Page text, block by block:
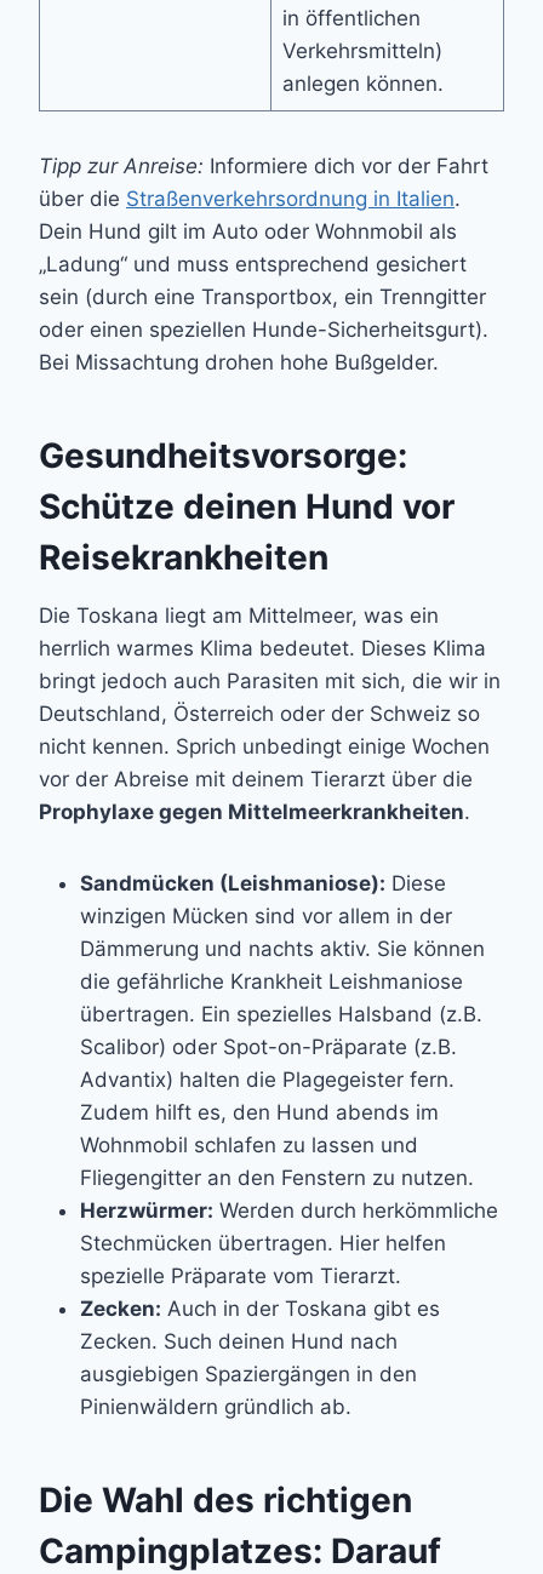
in öffentlichen
Verkehrsmitteln)
anlegen können.
Tipp zur Anreise: Informiere dich vor der Fahrt
über die Straßenverkehrsordnung in Italien.
Dein Hund gilt im Auto oder Wohnmobil als
„Ladung“ und muss entsprechend gesichert
sein (durch eine Transportbox, ein Trenngitter
oder einen speziellen Hunde-Sicherheitsgurt).
Bei Missachtung drohen hohe Bußgelder.
Gesundheitsvorsorge:
Schütze deinen Hund vor
Reisekrankheiten
Die Toskana liegt am Mittelmeer, was ein
herrlich warmes Klima bedeutet. Dieses Klima
bringt jedoch auch Parasiten mit sich, die wir in
Deutschland, Österreich oder der Schweiz so
nicht kennen. Sprich unbedingt einige Wochen
vor der Abreise mit deinem Tierarzt über die
Prophylaxe gegen Mittelmeerkrankheiten.
Sandmücken (Leishmaniose): Diese
winzigen Mücken sind vor allem in der
Dämmerung und nachts aktiv. Sie können
die gefährliche Krankheit Leishmaniose
übertragen. Ein spezielles Halsband (z.B.
Scalibor) oder Spot-on-Präparate (z.B.
Advantix) halten die Plagegeister fern.
Zudem hilft es, den Hund abends im
Wohnmobil schlafen zu lassen und
Fliegengitter an den Fenstern zu nutzen.
Herzwürmer: Werden durch herkömmliche
Stechmücken übertragen. Hier helfen
spezielle Präparate vom Tierarzt.
Zecken: Auch in der Toskana gibt es
Zecken. Such deinen Hund nach
ausgiebigen Spaziergängen in den
Pinienwäldern gründlich ab.
Die Wahl des richtigen
Campingplatzes: Darauf